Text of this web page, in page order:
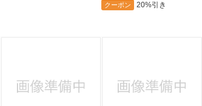
クーポン 20%引き